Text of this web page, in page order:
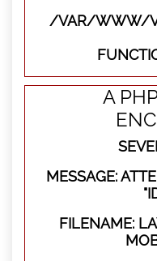
/VAR/WWW/
A
MESSAGE:
FILENAME: